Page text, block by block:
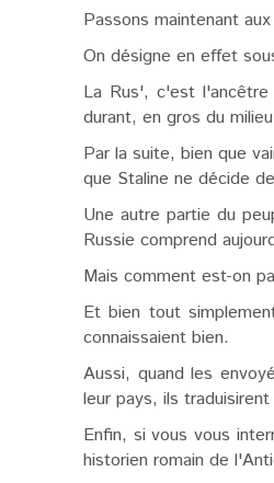
Passons maintenant
On désigne en effet
La Rus', c'est
durant, en gros du
Par la suite, bien que
que Staline ne décide
Une autre partie du
Russie comprend
Mais comment est-on
Et bien tout
connaissaient bien.
Aussi, quand les
leur pays, ils
Enfin, si vous vous
historien romain de